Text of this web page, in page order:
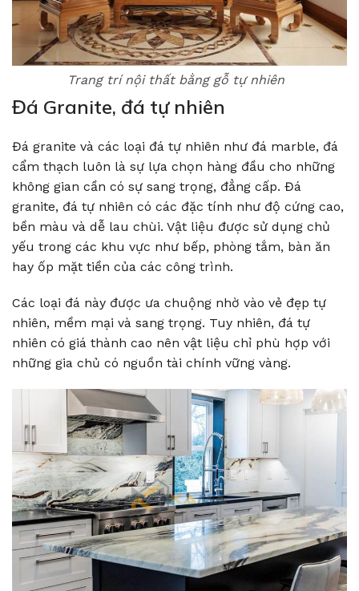
Trang trí nội thất bằng gỗ tự nhiên
Đá Granite, đá tự nhiên
Đá granite và các loại đá tự nhiên như đá marble, đá
cẩm thạch luôn là sự lựa chọn hàng đầu cho những
không gian cần có sự sang trọng, đẳng cấp. Đá
granite, đá tự nhiên có các đặc tính như độ cứng cao,
bền màu và dễ lau chùi. Vật liệu được sử dụng chủ
yếu trong các khu vực như bếp, phòng tắm, bàn ăn
hay ốp mặt tiền của các công trình.
Các loại đá này được ưa chuộng nhờ vào vẻ đẹp tự
nhiên, mềm mại và sang trọng. Tuy nhiên, đá tự
nhiên có giá thành cao nên vật liệu chỉ phù hợp với
những gia chủ có nguồn tài chính vững vàng.